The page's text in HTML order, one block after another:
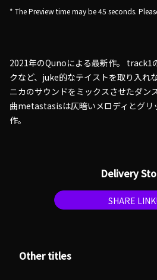
* The Preview time may be 45 seconds.
2021年のQunoによる最新作。 track1
クなど、juke的なテイストを取り入れ
ニカのサウンドをミックスさせたダン
曲metastasisは仄暗いメロディとグリ
作。
Delivery
SHARE LINK!
Other titles